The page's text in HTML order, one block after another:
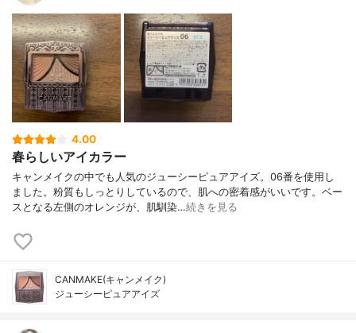
4.00
春らしいアイカラー
キャンメイクの中でも人気のジューシーピュアアイズ。06番を使用し
ました。粉質もしっとりしているので、肌への密着感がいいです。ベー
スとなる左側のオレンジが、肌馴染…続きを見る
CANMAKE(キャンメイク)
ジューシーピュアアイズ